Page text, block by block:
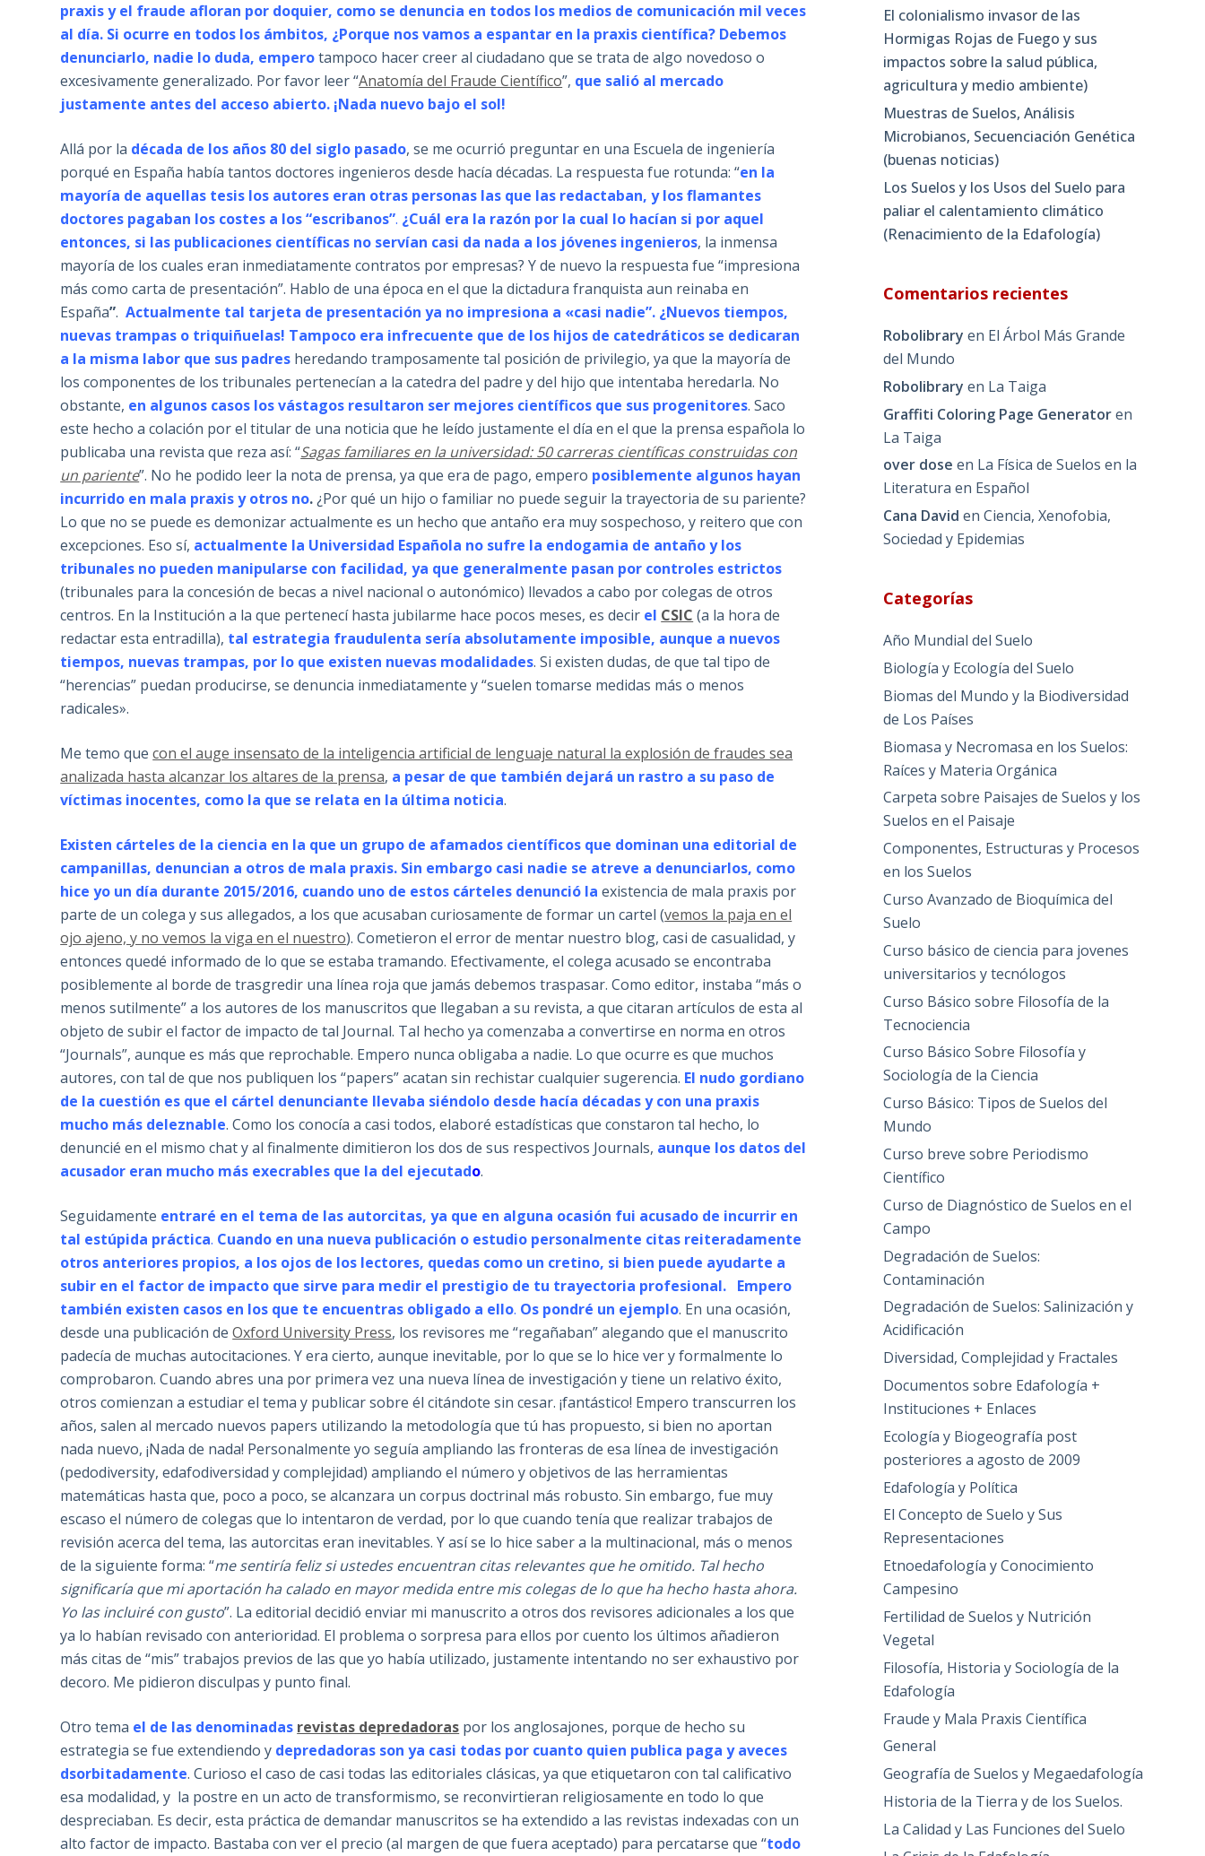
praxis y el fraude afloran por doquier, como se denuncia en todos los medios de comunicación mil veces
al día. Si ocurre en todos los ámbitos, ¿Porque nos vamos a espantar en la praxis científica? Debemos
denunciarlo, nadie lo duda, emperotampoco hacer creer al ciudadano que se trata de algo novedoso o
excesivamente generalizado. Por favor leer “Anatomía del Fraude Científico”, que salió al mercado
justamente antes del acceso abierto. ¡Nada nuevo bajo el sol!
Allá por la década de los años 80 del siglo pasado, se me ocurrió preguntar en una Escuela de ingeniería
porqué en España había tantos doctores ingenieros desde hacía décadas. La respuesta fue rotunda: “en la
mayoría de aquellas tesis los autores eran otras personas las que las redactaban, y los flamantes
doctores pagaban los costes a los “escribanos”. ¿Cuál era la razón por la cual lo hacían si por aquel
entonces, si las publicaciones científicas no servían casi da nada a los jóvenes ingenieros, la inmensa
mayoría de los cuales eran inmediatamente contratos por empresas? Y de nuevo la respuesta fue “impresiona
más como carta de presentación”. Hablo de una época en el que la dictadura franquista aun reinaba en
España”. Actualmente tal tarjeta de presentación ya no impresiona a «casi nadie”. ¿Nuevos tiempos,
nuevas trampas o triquiñuelas! Tampoco era infrecuente que de los hijos de catedráticos se dedicaran
a la misma labor que sus padres heredando tramposamente tal posición de privilegio, ya que la mayoría de
los componentes de los tribunales pertenecían a la catedra del padre y del hijo que intentaba heredarla. No
obstante, en algunos casos los vástagos resultaron ser mejores científicos que sus progenitores. Saco
este hecho a colación por el titular de una noticia que he leído justamente el día en el que la prensa española lo
publicaba una revista que reza así: “Sagas familiares en la universidad: 50 carreras científicas construidas con
un pariente”. No he podido leer la nota de prensa, ya que era de pago, empero posiblemente algunos hayan
incurrido en mala praxis y otros no.¿Por qué un hijo o familiar no puede seguir la trayectoria de su pariente?
Lo que no se puede es demonizar actualmente es un hecho que antaño era muy sospechoso, y reitero que con
excepciones. Eso sí, actualmente la Universidad Española no sufre la endogamia de antaño y los
tribunales no pueden manipularse con facilidad, ya que generalmente pasan por controles estrictos
(tribunales para la concesión de becas a nivel nacional o autonómico) llevados a cabo por colegas de otros
centros. En la Institución a la que pertenecí hasta jubilarme hace pocos meses, es decir el CSIC (a la hora de
redactar esta entradilla), tal estrategia fraudulenta sería absolutamente imposible, aunque a nuevos
tiempos, nuevas trampas, por lo que existen nuevas modalidades. Si existen dudas, de que tal tipo de
“herencias” puedan producirse, se denuncia inmediatamente y “suelen tomarse medidas más o menos
radicales».
Me temo quecon el auge insensato de la inteligencia artificial de lenguaje natural la explosión de fraudes sea
analizada hasta alcanzar los altares de la prensa, a pesar de que también dejará un rastro a su paso de
víctimas inocentes, como la que se relata en la última noticia.
Existen cárteles de la ciencia en la que un grupo de afamados científicos que dominan una editorial de
campanillas, denuncian a otros de mala praxis. Sin embargo casi nadie se atreve a denunciarlos, como
hice yo un día durante 2015/2016, cuando uno de estos cárteles denunció la existencia de mala praxis por
parte de un colega y sus allegados, a los que acusaban curiosamente de formar un cartel (vemos la paja en el
ojo ajeno, y no vemos la viga en el nuestro). Cometieron el error de mentar nuestro blog, casi de casualidad, y
entonces quedé informado de lo que se estaba tramando. Efectivamente, el colega acusado se encontraba
posiblemente al borde de trasgredir una línea roja que jamás debemos traspasar. Como editor, instaba “más o
menos sutilmente” a los autores de los manuscritos que llegaban a su revista, a que citaran artículos de esta al
objeto de subir el factor de impacto de tal Journal. Tal hecho ya comenzaba a convertirse en norma en otros
“Journals”, aunque es más que reprochable. Empero nunca obligaba a nadie. Lo que ocurre es que muchos
autores, con tal de que nos publiquen los “papers” acatan sin rechistar cualquier sugerencia. El nudo gordiano
de la cuestión es que el cártel denunciante llevaba siéndolo desde hacía décadas y con una praxis
mucho más deleznable. Como los conocía a casi todos, elaboré estadísticas que constaron tal hecho, lo
denuncié en el mismo chat y al finalmente dimitieron los dos de sus respectivos Journals, aunque los datos del
acusador eran mucho más execrables que la del ejecutado.
Seguidamente entraré en el tema de las autorcitas, ya que en alguna ocasión fui acusado de incurrir en
tal estúpida práctica. Cuando en una nueva publicación o estudio personalmente citas reiteradamente
otros anteriores propios, a los ojos de los lectores, quedas como un cretino, si bien puede ayudarte a
subir en el factor de impacto que sirve para medir el prestigio de tu trayectoria profesional. Empero
también existen casos en los que te encuentras obligado a ello. Os pondré un ejemplo. En una ocasión,
desde una publicación deOxford University Press, los revisores me “regañaban” alegando que el manuscrito
padecía de muchas autocitaciones. Y era cierto, aunque inevitable, por lo que se lo hice ver y formalmente lo
comprobaron. Cuando abres una por primera vez una nueva línea de investigación y tiene un relativo éxito,
otros comienzan a estudiar el tema y publicar sobre él citándote sin cesar. ¡fantástico! Empero transcurren los
años, salen al mercado nuevos papers utilizando la metodología que tú has propuesto, si bien no aportan
nada nuevo, ¡Nada de nada! Personalmente yo seguía ampliando las fronteras de esa línea de investigación
(pedodiversity, edafodiversidad y complejidad) ampliando el número y objetivos de las herramientas
matemáticas hasta que, poco a poco, se alcanzara un corpus doctrinal más robusto. Sin embargo, fue muy
escaso el número de colegas que lo intentaron de verdad, por lo que cuando tenía que realizar trabajos de
revisión acerca del tema, las autorcitas eran inevitables. Y así se lo hice saber a la multinacional, más o menos
de la siguiente forma: “me sentiría feliz si ustedes encuentran citas relevantes que he omitido. Tal hecho
significaría que mi aportación ha calado en mayor medida entre mis colegas de lo que ha hecho hasta ahora.
Yo las incluiré con gusto”. La editorial decidió enviar mi manuscrito a otros dos revisores adicionales a los que
ya lo habían revisado con anterioridad. El problema o sorpresa para ellos por cuento los últimos añadieron
más citas de “mis” trabajos previos de las que yo había utilizado, justamente intentando no ser exhaustivo por
decoro. Me pidieron disculpas y punto final.
Otro tema el de las denominadas revistas depredadoras por los anglosajones, porque de hecho su
estrategia se fue extendiendo y depredadoras son ya casi todas por cuanto quien publica paga y aveces
dsorbitadamente. Curioso el caso de casi todas las editoriales clásicas, ya que etiquetaron con tal calificativo
esa modalidad, y la postre en un acto de transformismo, se reconvirtieran religiosamente en todo lo que
despreciaban. Es decir, esta práctica de demandar manuscritos se ha extendido a las revistas indexadas con un
alto factor de impacto. Bastaba con ver el precio (al margen de que fuera aceptado) para percatarse que “todo
El colonialismo invasor de las
Hormigas Rojas de Fuego y sus
impactos sobre la salud pública,
agricultura y medio ambiente)
Muestras de Suelos, Análisis
Microbianos, Secuenciación Genética
(buenas noticias)
Los Suelos y los Usos del Suelo para
paliar el calentamiento climático
(Renacimiento de la Edafología)
Comentarios recientes
Robolibrary en El Árbol Más Grande
del Mundo
Robolibrary en La Taiga
Graffiti Coloring Page Generatoren
La Taiga
over dose en La Física de Suelos en la
Literatura en Español
Cana David enCiencia, Xenofobia,
Sociedad y Epidemias
Categorías
Año Mundial del Suelo
Biología y Ecología del Suelo
Biomas del Mundo y la Biodiversidad
de Los Países
Biomasa y Necromasa en los Suelos:
Raíces y Materia Orgánica
Carpeta sobre Paisajes de Suelos y los
Suelos en el Paisaje
Componentes, Estructuras y Procesos
en los Suelos
Curso Avanzado de Bioquímica del
Suelo
Curso básico de ciencia para jovenes
universitarios y tecnólogos
Curso Básico sobre Filosofía de la
Tecnociencia
Curso Básico Sobre Filosofía y
Sociología de la Ciencia
Curso Básico: Tipos de Suelos del
Mundo
Curso breve sobre Periodismo
Científico
Curso de Diagnóstico de Suelos en el
Campo
Degradación de Suelos:
Contaminación
Degradación de Suelos: Salinización y
Acidificación
Diversidad, Complejidad y Fractales
Documentos sobre Edafología +
Instituciones + Enlaces
Ecología y Biogeografía post
posteriores a agosto de 2009
Edafología y Política
El Concepto de Suelo y Sus
Representaciones
Etnoedafología y Conocimiento
Campesino
Fertilidad de Suelos y Nutrición
Vegetal
Filosofía, Historia y Sociología de la
Edafología
Fraude y Mala Praxis Científica
General
Geografía de Suelos y Megaedafología
Historia de la Tierra y de los Suelos.
La Calidad y Las Funciones del Suelo